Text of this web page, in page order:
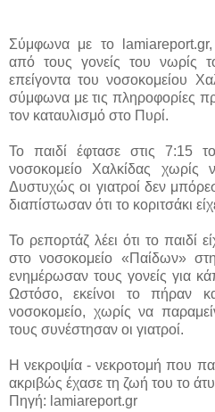
Σύμφωνα με το lamiareport.gr,
από τους γονείς του νωρίς
επείγοντα του νοσοκομείου
σύμφωνα με τις πληροφορίες
τον καταυλισμό στο Πυρί.
Το παιδί έφτασε στις 7:15
νοσοκομείο Χαλκίδας χωρίς
Δυστυχώς οι γιατροί δεν
διαπίστωσαν ότι το κοριτσάκι
Το ρεπορτάζ λέει ότι το παιδί
στο νοσοκομείο «Παίδων»
ενημέρωσαν τους γονείς για
Ωστόσο, εκείνοι το πήραν
νοσοκομείο, χωρίς να
τους συνέστησαν οι γιατροί.
Η νεκροψία - νεκροτομή που
ακριβώς έχασε τη ζωή του το
Πηγή: lamiareport.gr